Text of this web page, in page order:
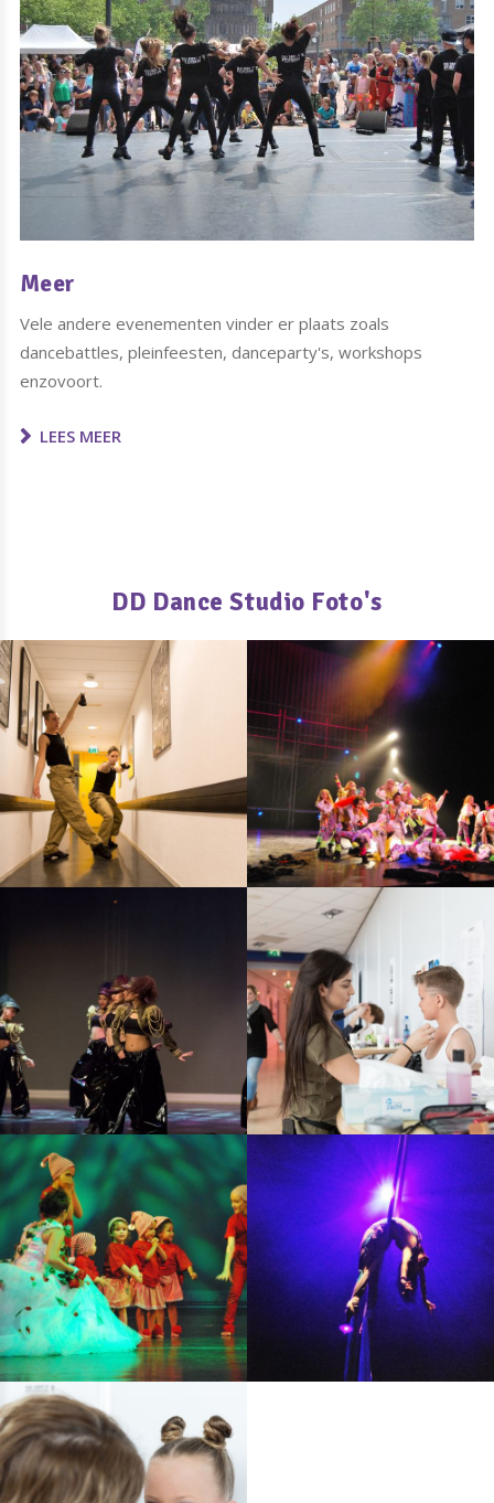
Meer
Vele andere evenementen vinder er plaats zoals
dancebattles, pleinfeesten, danceparty's, workshops
enzovoort.
LEES MEER
DD Dance Studio Foto's